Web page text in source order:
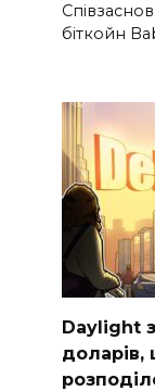
біткойн
Daylight
доларів,